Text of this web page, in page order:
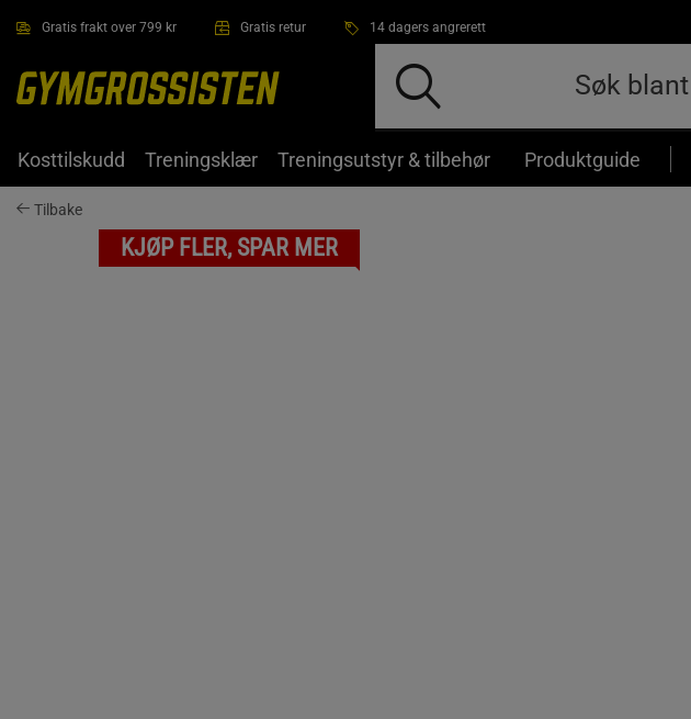
Gratis frakt over 799 kr Gratis retur 14 dagers angrerett
Kosttilskudd Treningsklær Treningsutstyr & tilbehør Produktguide
Tilbake
KJØP FLER, SPAR MER